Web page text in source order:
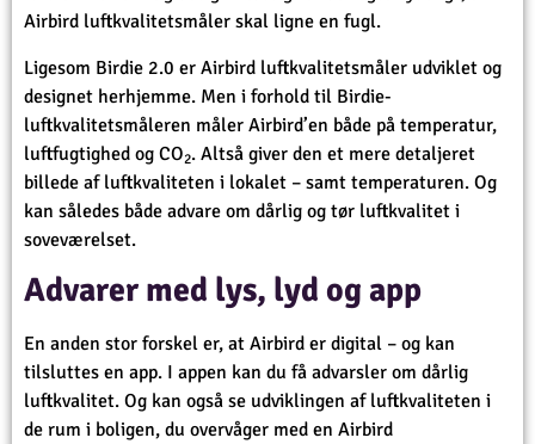
Airbird luftkvalitetsmåler skal ligne en fugl.
Ligesom Birdie 2.0 er Airbird luftkvalitetsmåler udviklet og
designet herhjemme. Men i forhold til Birdie-
luftkvalitetsmåleren måler Airbird’en både på temperatur,
luftfugtighed og CO2. Altså giver den et mere detaljeret
billede af luftkvaliteten i lokalet – samt temperaturen. Og
kan således både advare om dårlig og tør luftkvalitet i
soveværelset.
Advarer med lys, lyd og app
En anden stor forskel er, at Airbird er digital – og kan
tilsluttes en app. I appen kan du få advarsler om dårlig
luftkvalitet. Og kan også se udviklingen af luftkvaliteten i
de rum i boligen, du overvåger med en Airbird